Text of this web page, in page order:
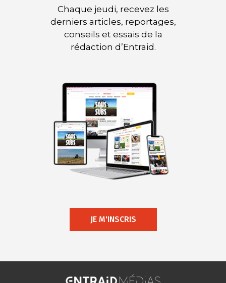
Chaque jeudi, recevez les
derniers articles, reportages,
conseils et essais de la
rédaction d’Entraid.
JE M'INSCRIS